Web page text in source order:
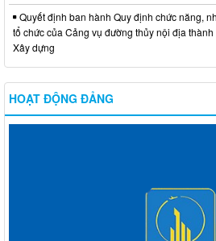
Quyết định ban hành Quy định chức năng,
tổ chức của Cảng vụ đường thủy nội địa
Xây dựng
HOẠT ĐỘNG ĐẢNG